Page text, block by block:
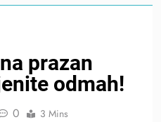
prazan
odmah!
0 3 Mins